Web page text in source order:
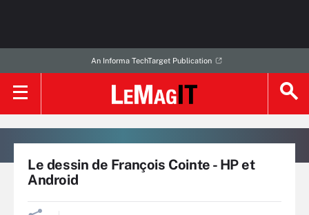
An Informa TechTarget Publication
Le dessin de François Cointe - HP et
Android